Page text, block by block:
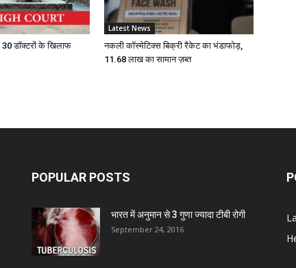
30 डॉक्टरों के खिलाफ
Latest News
नकली कॉस्मेटिक्स बिक्री रैकेट का भंडाफोड़,
11.68 लाख का सामान ज़ब्त
POPULAR POSTS
भारत में अनुमान से 3 गुणा ज्यादा टीबी रोगी
September 24, 2016